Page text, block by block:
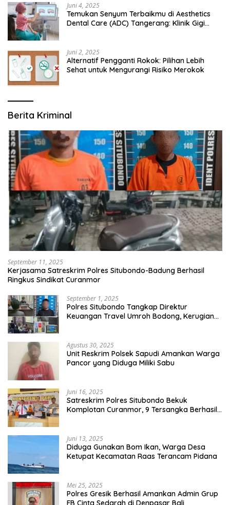
Juni 4, 2025
Temukan Senyum Terbaikmu di Aesthetics
Dental Care (ADC) Tangerang: Klinik Gigi
Juni 2, 2025
Alternatif Pengganti Rokok: Pilihan Lebih
Sehat untuk Mengurangi Risiko Merokok
Berita Kriminal
September 11, 2025
Kerjasama Satreskrim Polres Situbondo-Badung Berhasil
Ringkus Sindikat Curanmor
September 1, 2025
Polres Situbondo Tangkap Direktur
Keuangan Travel Umroh Bodong, Kerugian
Agustus 30, 2025
Unit Reskrim Polsek Sapudi Amankan Warga
Pancor yang Diduga Miliki Sabu
Juni 16, 2025
Satreskrim Polres Situbondo Bekuk
Komplotan Curanmor, 9 Tersangka Berhasil
Juni 13, 2025
Diduga Gunakan Bom Ikan, Warga Desa
Ketupat Kecamatan Raas Terancam Pidana
Mei 25, 2025
Polres Gresik Berhasil Amankan Admin Grup
FB Cinta Sedarah di Denpasar Bali